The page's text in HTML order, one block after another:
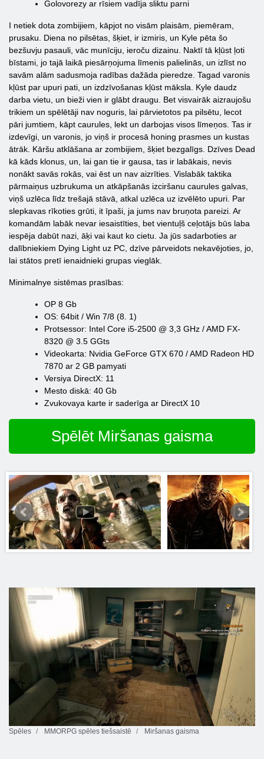
Golovorezy ar rīsiem vadīja sliktu parni
I netiek dota zombijiem, kāpjot no visām plaisām, piemēram,
prusaku. Diena no pilsētas, šķiet, ir izmiris, un Kyle pēta šo
bezšuvju pasauli, vāc munīciju, ieroču dizainu. Naktī tā kļūst ļoti
bīstami, jo tajā laikā piesārņojuma līmenis palielinās, un izlīst no
savām alām sadusmoja radības dažāda pieredze. Tagad varonis
kļūst par upuri pati, un izdzīvošanas kļūst māksla. Kyle daudz
darba vietu, un bieži vien ir glābt draugu. Bet visvairāk aizraujošu
trikiem un spēlētāji nav noguris, lai pārvietotos pa pilsētu, lecot
pāri jumtiem, kāpt caurules, lekt un darbojas visos līmeņos. Tas ir
izdevīgi, un varonis, jo viņš ir procesā honing prasmes un kustas
ātrāk. Kāršu atklāšana ar zombijiem, šķiet bezgalīgs. Dzīves Dead
kā kāds klonus, un, lai gan tie ir gausa, tas ir labākais, nevis
nonākt savās rokās, vai ēst un nav aizrīties. Vislabāk taktika
pārmaiņus uzbrukuma un atkāpšanās izciršanu caurules galvas,
viņš uzlēca līdz trešajā stāvā, atkal uzlēca uz izvēlēto upuri. Par
slepkavas rīkoties grūti, it īpaši, ja jums nav bruņota pareizi. Ar
komandām labāk nevar iesaistīties, bet vientuļš ceļotājs būs laba
iespēja dabūt nazi, āķi vai kaut ko cietu. Ja jūs sadarboties ar
dalībniekiem Dying Light uz PC, dzīve pārveidots nekavējoties, jo,
lai stātos pretī ienaidnieki grupas vieglāk.
Minimalnye sistēmas prasības:
OP 8 Gb
OS: 64bit / Win 7/8 (8. 1)
Protsessor: Intel Core i5-2500 @ 3,3 GHz / AMD FX-
8320 @ 3.5 GGts
Videokarta: Nvidia GeForce GTX 670 / AMD Radeon HD
7870 ar 2 GB pamyati
Versiya DirectX: 11
Mesto diskā: 40 Gb
Zvukovaya karte ir saderīga ar DirectX 10
Spēlēt Miršanas gaisma
Spēles MMORPG spēles tiešsaistē Miršanas gaisma